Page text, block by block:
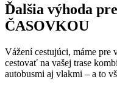
Ďalšia výhoda
ČASOVKOU
Vážení cestujúci, máme pre
cestovať na vašej trase
autobusmi aj vlakmi – a to